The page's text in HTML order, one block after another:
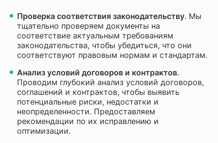
Проверка соответствия законодательству. Мы
тщательно проверяем документы на
соответствие актуальным требованиям
законодательства, чтобы убедиться, что они
соответствуют правовым нормам и стандартам.
Анализ условий договоров и контрактов.
Проводим глубокий анализ условий договоров,
соглашений и контрактов, чтобы выявить
потенциальные риски, недостатки и
неопределенности. Предоставляем
рекомендации по их исправлению и
оптимизации.